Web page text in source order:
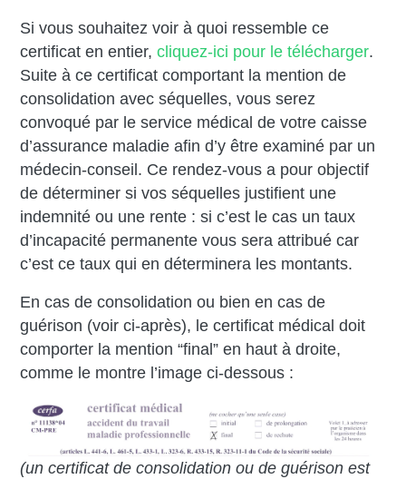
Si vous souhaitez voir à quoi ressemble ce
certificat en entier, cliquez-ici pour le télécharger.
Suite à ce certificat comportant la mention de
consolidation avec séquelles, vous serez
convoqué par le service médical de votre caisse
d’assurance maladie afin d’y être examiné par un
médecin-conseil. Ce rendez-vous a pour objectif
de déterminer si vos séquelles justifient une
indemnité ou une rente : si c’est le cas un taux
d’incapacité permanente vous sera attribué car
c’est ce taux qui en déterminera les montants.
En cas de consolidation ou bien en cas de
guérison (voir ci-après), le certificat médical doit
comporter la mention “final” en haut à droite,
comme le montre l’image ci-dessous :
(un certificat de consolidation ou de guérison est